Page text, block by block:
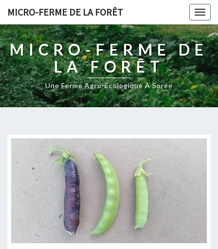
MICRO-FERME DE LA FORÊT
MICRO-FERME DE
LA FORÊT
Une Ferme Agro-Écologique À Sorée